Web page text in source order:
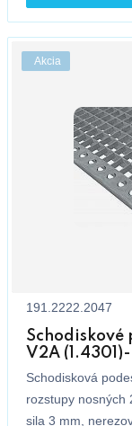
Akcia
191.2222.2047
Schodiskové
V2A
Schodisková
rozstupy nosných
sila 3 mm,